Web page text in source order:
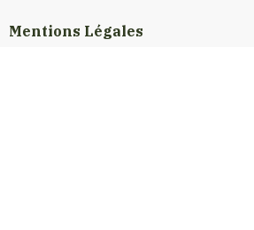
Mentions Légales